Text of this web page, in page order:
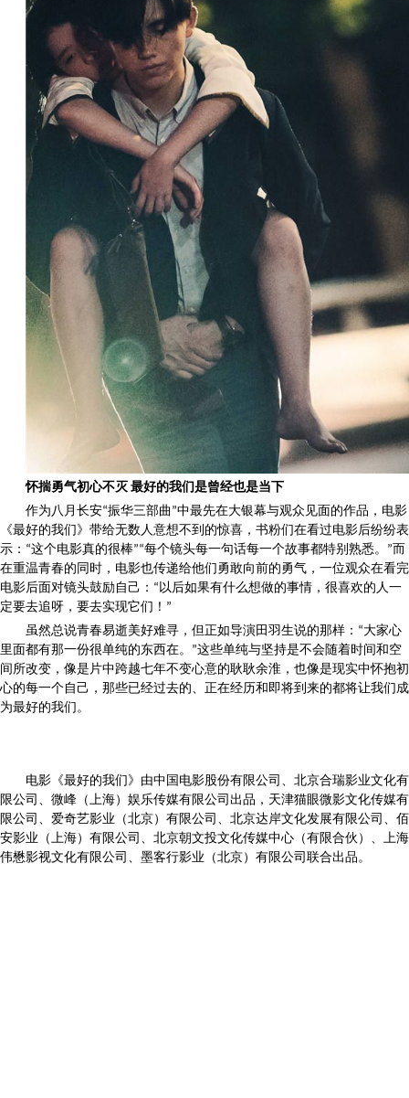
怀揣勇气初心不灭 最好的我们是曾经也是当下
作为八月长安“振华三部曲”中最先在大银幕与观众见面的作品，电影
《最好的我们》带给无数人意想不到的惊喜，书粉们在看过电影后纷纷表
示：“这个电影真的很棒”“每个镜头每一句话每一个故事都特别熟悉。”而
在重温青春的同时，电影也传递给他们勇敢向前的勇气，一位观众在看完
电影后面对镜头鼓励自己：“以后如果有什么想做的事情，很喜欢的人一
定要去追呀，要去实现它们！”
虽然总说青春易逝美好难寻，但正如导演田羽生说的那样：“大家心
里面都有那一份很单纯的东西在。”这些单纯与坚持是不会随着时间和空
间所改变，像是片中跨越七年不变心意的耿耿余淮，也像是现实中怀抱初
心的每一个自己，那些已经过去的、正在经历和即将到来的都将让我们成
为最好的我们。
电影《最好的我们》由中国电影股份有限公司、北京合瑞影业文化有
限公司、微峰（上海）娱乐传媒有限公司出品，天津猫眼微影文化传媒有
限公司、爱奇艺影业（北京）有限公司、北京达岸文化发展有限公司、佰
安影业（上海）有限公司、北京朝文投文化传媒中心（有限合伙）、上海
伟懋影视文化有限公司、墨客行影业（北京）有限公司联合出品。